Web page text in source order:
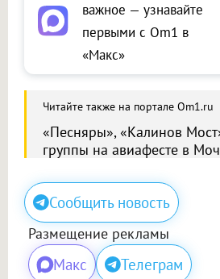
важное — узнавайте
первыми с Om1 в
«Макс»
Читайте также на портале Om1.ru
«Песняры», «Калинов
группы на авиафесте в
Сообщить новость
Размещение рекламы
Макс Телеграм